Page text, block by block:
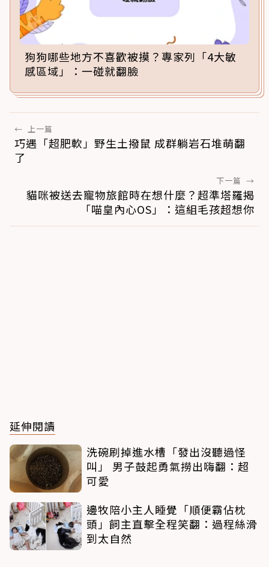
狗狗哪些地方不喜歡被摸？專家列「4大敏
感區域」：一碰就翻臉
← 上一篇
巧遇「超肥軟」野生土撥鼠 成群躺岩石堆萌翻
了
下一篇 →
貓咪被送去寵物旅館時在想什麼？超準塔羅揭
「喵皇內心OS」：這組毛孩超想你
延伸閱讀
洗碗刷掉進水槽「發出沒聽過怪
叫」 男子鼓起勇氣撈出嗨翻：超
可愛
邊牧陪小主人睡覺「順便霸佔枕
頭」飼主直擊全程笑翻：過程絲滑
到太自然